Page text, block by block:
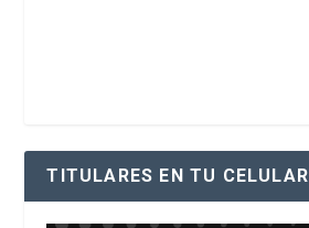
TITULARES EN TU CELULAR